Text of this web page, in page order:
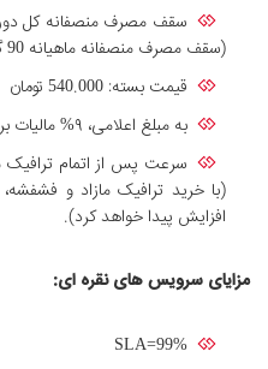
(سقف مصرف منصفانه ماهیانه 90 گیگابایت ترافیک بین الملل)
قیمت بسته: 540.000 تومان
به مبلغ اعلامی، ۹% مالیات بر ارزش افزوده اضافه می گردد.
(با خرید ترافیک مازاد و
افزایش پیدا خواهد کرد).
مزایای سرویس های نقره ای:
SLA=99%